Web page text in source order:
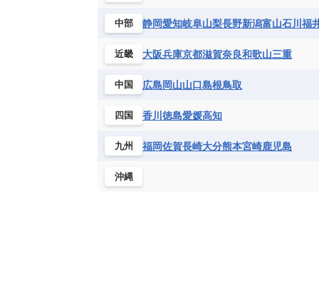
中部 静岡愛知岐阜山梨長野新潟富山石川 福
近畿 大阪兵庫京都滋賀奈良和歌山三重
中国 広島岡山山口島根鳥取
四国 香川 徳島愛媛高知
九州 福岡佐賀長崎大分熊本宮崎鹿児島
沖縄